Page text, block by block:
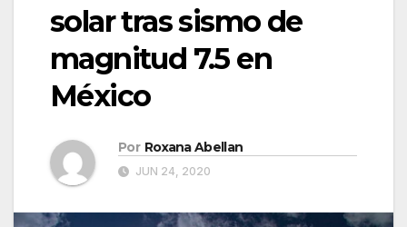
solar tras sismo de
magnitud 7.5 en
México
Por Roxana Abellan
JUN 24, 2020